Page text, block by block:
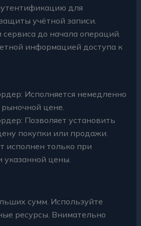
для
учётной записи.
до начала операций.
информацией доступа к
Исполняется немедленно
цене.
Позволяет установить
покупки или продажи.
исполнен только при
указанной цены.
сумм. Используйте
ресурсы. Внимательно